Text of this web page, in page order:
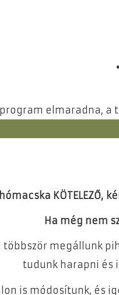
elmaradna, a
KÖTELEZŐ,
Ha még nem
megállunk
tudunk harapni és
is módosítunk, és